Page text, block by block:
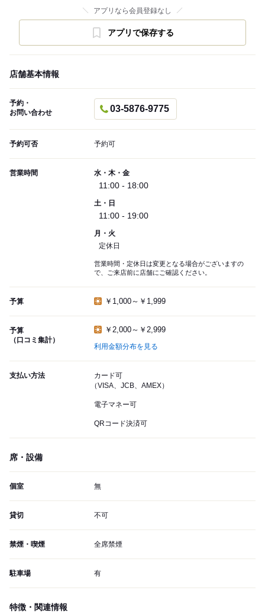
アプリなら会員登録なし
アプリで保存する
店舗基本情報
予約・
お問い合わせ
03-5876-9775
予約可否 予約可
営業時間 水・木・金
11:00 - 18:00
土・日
11:00 - 19:00
月・火
定休日
営業時間・定休日は変更となる場合がございますの
で、ご来店前に店舗にご確認ください。
予算 ￥1,000～￥1,999
予算
（口コミ集計）
￥2,000～￥2,999
利用金額分布を見る
支払い方法
カード可
（VISA、JCB、AMEX）
電子マネー可
QRコード決済可
席・設備
個室 無
貸切 不可
禁煙・喫煙 全席禁煙
駐車場 有
特徴・関連情報